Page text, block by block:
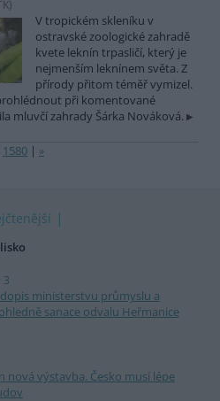
)
V tropickém skleníku v
ostravské zoologické zahradě
kvete leknín trpasličí, který je
nejmenším leknínem světa. Z
přírody přitom téměř vymizel.
při komentované
mluvčí zahrady Šárka Nováková.
1580 | »
3
ministerstvu průmyslu a
sanace odvalu Heřmanice
nová výstavba. Česko musí lépe